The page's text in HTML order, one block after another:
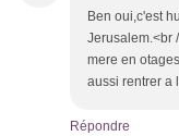
Ben oui,c'est
Jerusalem.<br
mere en
aussi rentrer a
Répondre